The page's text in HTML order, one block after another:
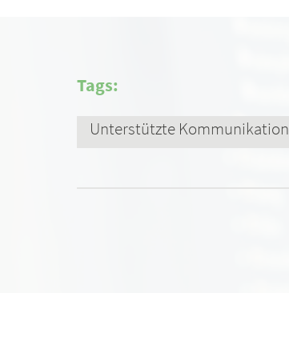
Tags:
Unterstützte Kommunikation